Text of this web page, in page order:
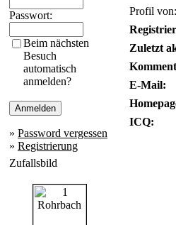
Passwort:
Beim nächsten
Besuch
automatisch
anmelden?
» Password vergessen
» Registrierung
Zufallsbild
Profil
Zuletzt
E-Mail:
ICQ: